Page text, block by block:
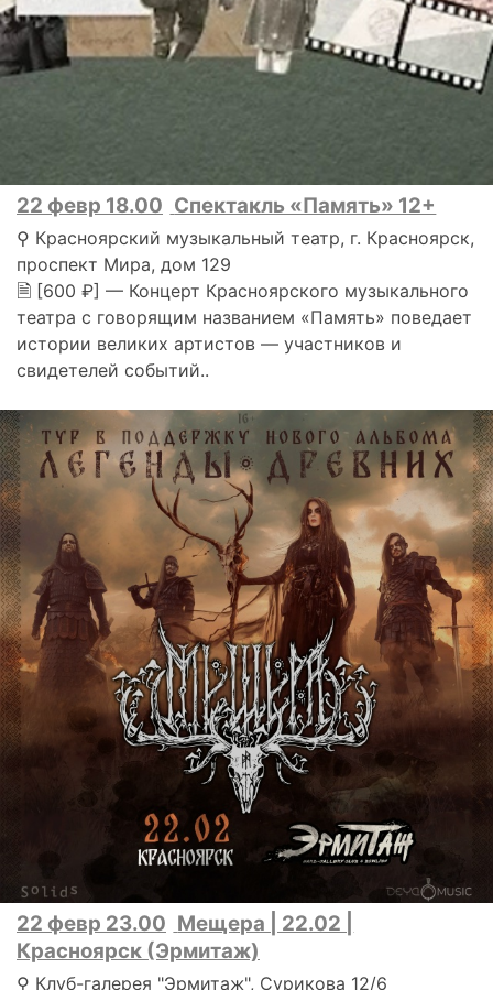
22 февр 18.00 Спектакль «Память» 12+
⚲ Красноярский музыкальный театр, г. Красноярск,
проспект Мира, дом 129
🗎 [600 ₽] — Концерт Красноярского музыкального
театра с говорящим названием «Память» поведает
истории великих артистов — участников и
свидетелей событий..
22 февр 23.00 Мещера | 22.02 |
Красноярск (Эрмитаж)
⚲ Клуб-галерея "Эрмитаж", Сурикова 12/6